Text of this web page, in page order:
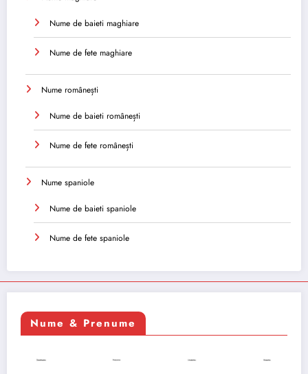
Nume de baieti maghiare
Nume de fete maghiare
Nume românești
Nume de baieti românești
Nume de fete românești
Nume spaniole
Nume de baieti spaniole
Nume de fete spaniole
Nume & Prenume